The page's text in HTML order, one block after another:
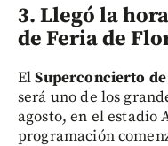
3. Llegó la
de Feria de
ElSuperconcierto
será uno de los
agosto, en el estadio
programación